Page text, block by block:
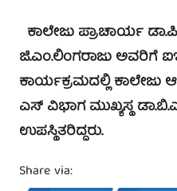
ಕಾಲೇಜು ಪ್ರಾಚಾರ್ಯ
ಜಿ.ಎಂ.ಲಿಂಗರಾಜು ಅವರಿಗೆ
ಕಾರ್ಯಕ್ರಮದಲ್ಲಿ ಕಾಲೇಜು
ಎಸ್ ವಿಭಾಗ ಮುಖ್ಯಸ್ಥ
ಉಪಸ್ಥಿತರಿದ್ದರು.
Share via: